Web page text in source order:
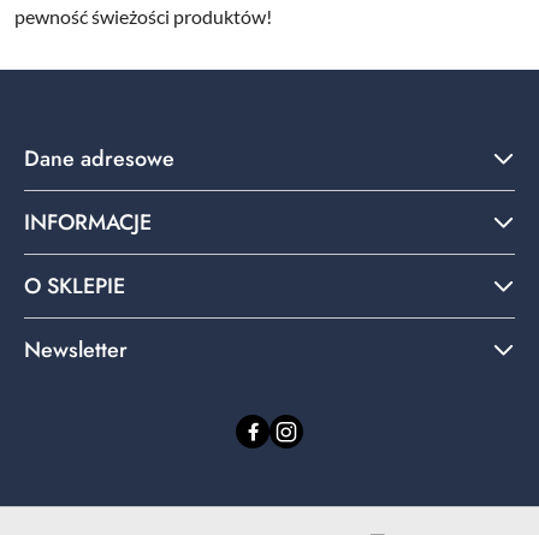
pewność świeżości produktów!
Dane adresowe
INFORMACJE
O SKLEPIE
Newsletter